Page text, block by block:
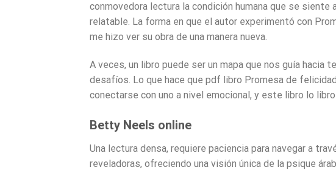
conmovedora lectura la condición humana que se
relatable. La forma en que el autor experimentó con
me hizo ver su obra de una manera nueva.
A veces, un libro puede ser un mapa que nos guía
desafíos. Lo que hace que pdf libro Promesa de
conectarse con uno a nivel emocional, y este libro lo
Betty Neels online
Una lectura densa, requiere paciencia para navegar a
reveladoras, ofreciendo una visión única de la psique